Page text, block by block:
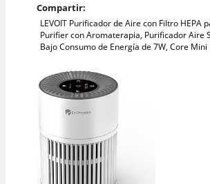
Compartir:
LEVOIT Purificador de Aire con Filtro HEPA
Purifier con Aromaterapia, Purificador Aire
Bajo Consumo de Energía de 7W, Core Mini